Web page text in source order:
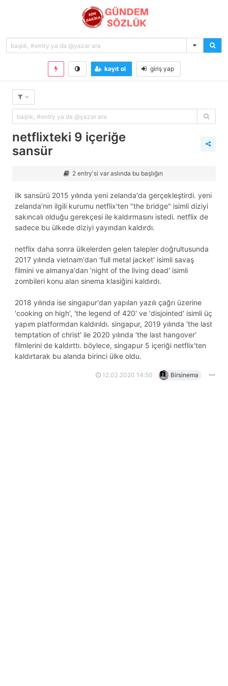
kayıt ol giriş yap
netflixteki 9 içeriğe
sansür
2 entry'si var aslında bu başlığın
ilk sansürü 2015 yılında yeni zelanda'da gerçekleştirdi. yeni
zelanda’nın ilgili kurumu netflix'ten "the bridge" isimli diziyi
sakıncalı olduğu gerekçesi ile kaldırmasını istedi. netflix de
sadece bu ülkede diziyi yayından kaldırdı.
netflix daha sonra ülkelerden gelen talepler doğrultusunda
2017 yılında vietnam'dan 'full metal jacket' isimli savaş
filmini ve almanya'dan 'night of the living dead' isimli
zombileri konu alan sinema klasiğini kaldırdı.
2018 yılında ise singapur'dan yapılan yazılı çağrı üzerine
'cooking on high', 'the legend of 420' ve 'disjointed' isimli üç
yapım platformdan kaldırıldı. singapur, 2019 yılında 'the last
temptation of christ' ile 2020 yılında 'the last hangover'
filmlerini de kaldırttı. böylece, singapur 5 içeriği netflix'ten
kaldırtarak bu alanda birinci ülke oldu.
12.02.2020 14:50 Birsinema